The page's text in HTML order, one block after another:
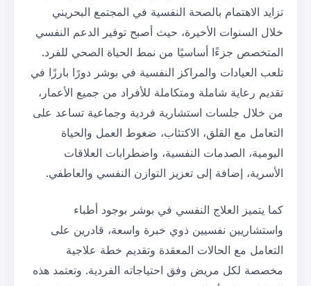
تزايد الاهتمام بالصحة النفسية في المجتمع البحريني
خلال السنوات الأخيرة، حيث أصبح توفير الدعم النفسي
المتخصص جزءًا أساسيًا من نمط الحياة الصحي للفرد.
تلعب العيادات والمراكز النفسية في بوشر دورًا بارزًا في
تقديم رعاية شاملة ومتكاملة للأفراد من جميع الأعمار،
من خلال جلسات استشارية فردية وجماعية تساعد على
التعامل مع القلق، الاكتئاب، ضغوط العمل والحياة
اليومية، الصدمات النفسية، واضطرابات العلاقات
الأسرية، إضافة إلى تعزيز التوازن النفسي والعاطفي.
كما يتميز العلاج النفسي في بوشر بوجود أطباء
واستشاريين نفسيين ذوي خبرة واسعة، قادرين على
التعامل مع الحالات المعقدة وتقديم خطة علاجية
مخصصة لكل مريض وفق احتياجاته الفردية. وتعتمد هذه